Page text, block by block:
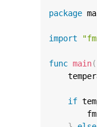
package
import
func main(
if